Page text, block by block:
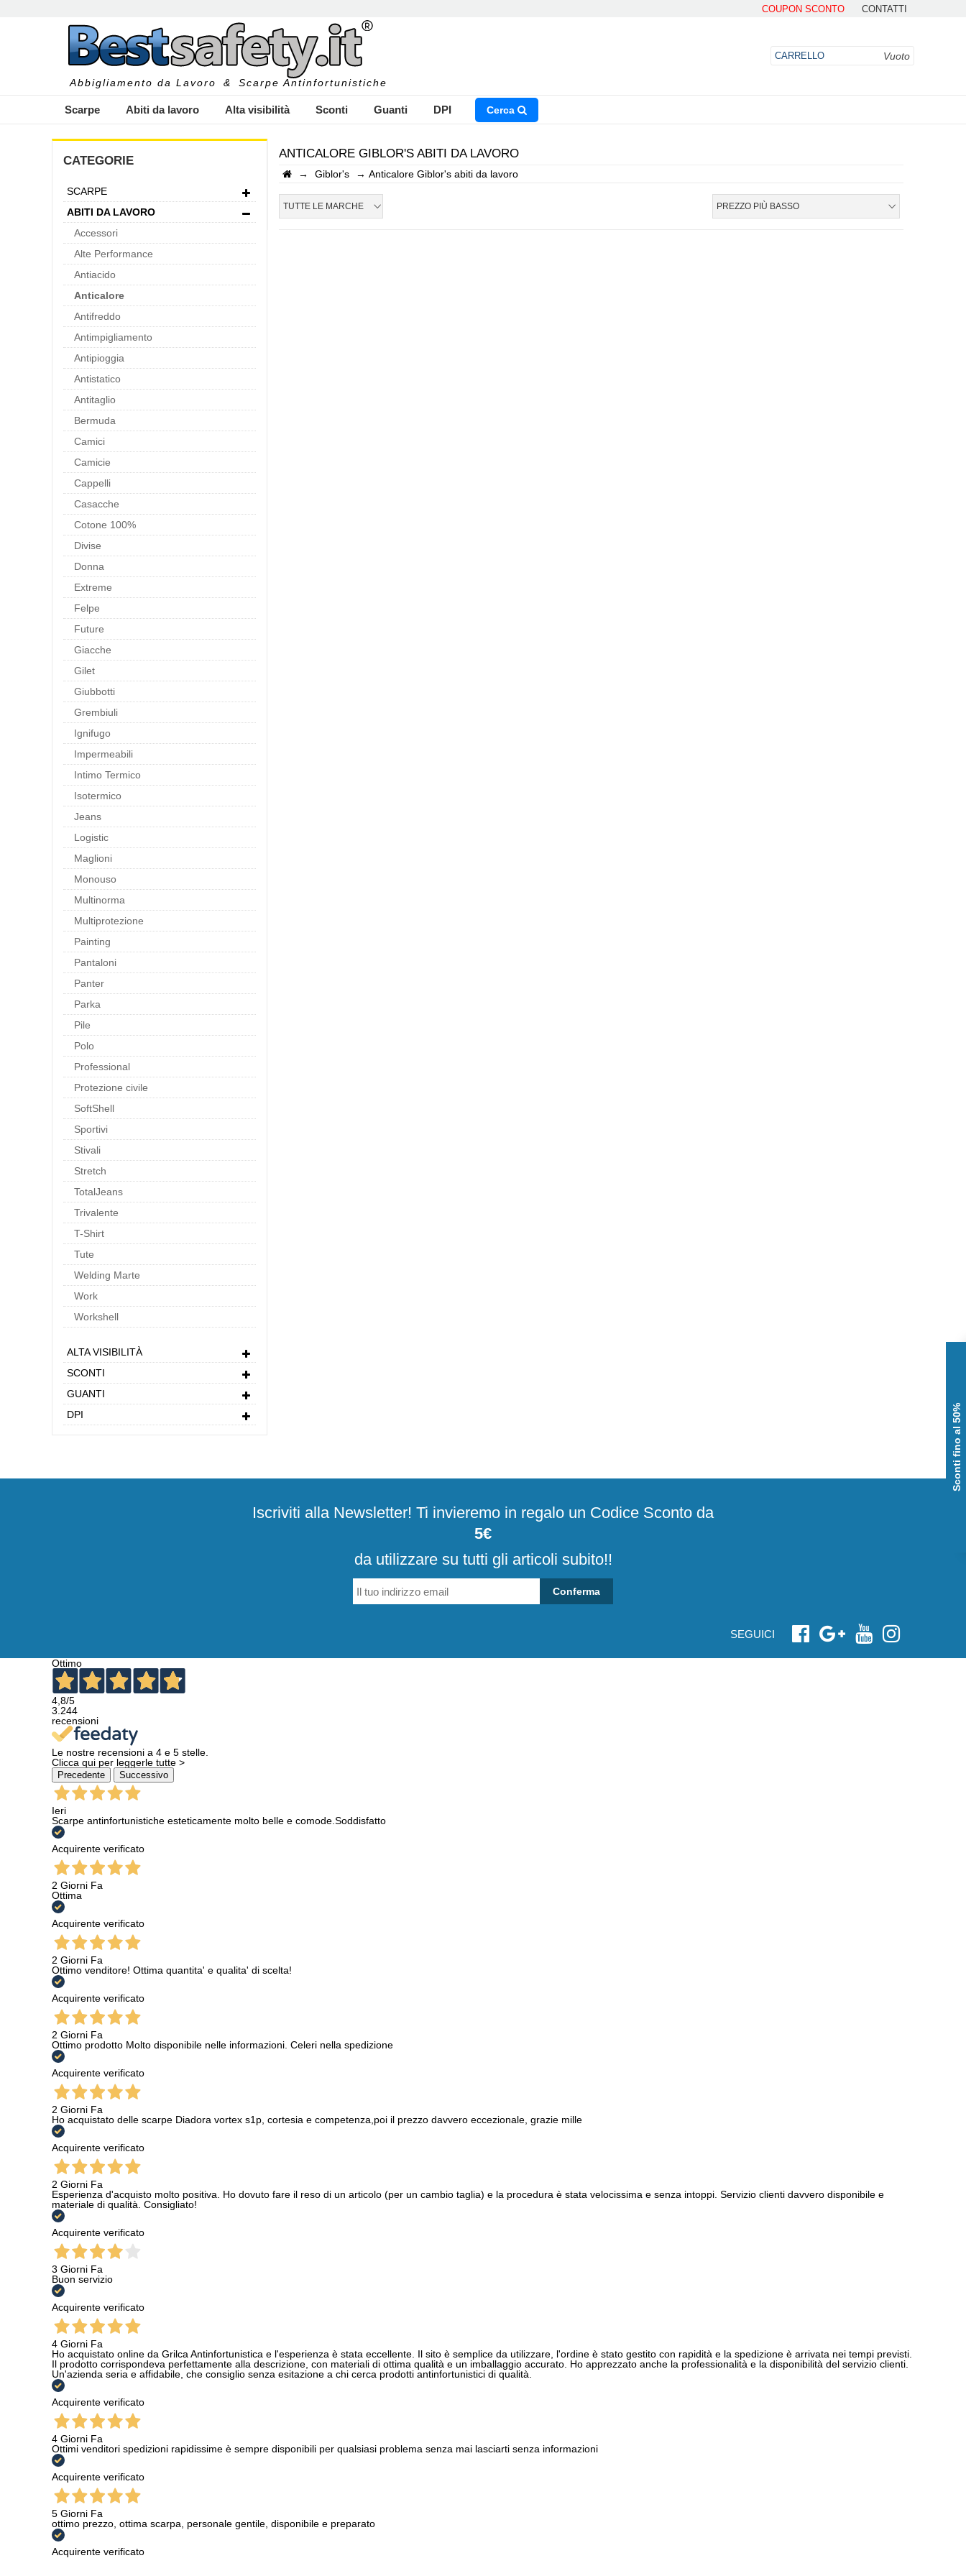
COUPON SCONTO CONTATTI
Abbigliamento da Lavoro & Scarpe Antinfortunistiche
CARRELLO Vuoto
Scarpe Abiti da lavoro Alta visibilità Sconti Guanti DPI Cerca
INSERISCI IL NOME DEL PRODOTTO CHE STAI CERCANDO
CATEGORIE
SCARPE
ABITI DA LAVORO
Accessori
Alte Performance
Antiacido
Anticalore
Antifreddo
Antimpigliamento
Antipioggia
Antistatico
Antitaglio
Bermuda
Camici
Camicie
Cappelli
Casacche
Cotone 100%
Divise
Donna
Extreme
Felpe
Future
Giacche
Gilet
Giubbotti
Grembiuli
Ignifugo
Impermeabili
Intimo Termico
Isotermico
Jeans
Logistic
Maglioni
Monouso
Multinorma
Multiprotezione
Painting
Pantaloni
Panter
Parka
Pile
Polo
Professional
Protezione civile
SoftShell
Sportivi
Stivali
Stretch
TotalJeans
Trivalente
T-Shirt
Tute
Welding Marte
Work
Workshell
ALTA VISIBILITÀ
SCONTI
GUANTI
DPI
ANTICALORE GIBLOR'S ABITI DA LAVORO
→ Giblor's → Anticalore Giblor's abiti da lavoro
TUTTE LE MARCHE PREZZO PIÙ BASSO
Iscriviti alla Newsletter! Ti invieremo in regalo un Codice Sconto da
5€
da utilizzare su tutti gli articoli subito!!
Conferma
SEGUICI
Ottimo
4,8/5
3.244
recensioni
Le nostre recensioni a 4 e 5 stelle.
Clicca qui per leggerle tutte >
Precedente Successivo
Ieri
Scarpe antinfortunistiche esteticamente molto belle e comode.Soddisfatto
Acquirente verificato
2 Giorni Fa
Ottima
Acquirente verificato
2 Giorni Fa
Ottimo venditore! Ottima quantita' e qualita' di scelta!
Acquirente verificato
2 Giorni Fa
Ottimo prodotto Molto disponibile nelle informazioni. Celeri nella spedizione
Acquirente verificato
2 Giorni Fa
Ho acquistato delle scarpe Diadora vortex s1p, cortesia e competenza,poi il prezzo davvero eccezionale, grazie mille
Acquirente verificato
2 Giorni Fa
Esperienza d'acquisto molto positiva. Ho dovuto fare il reso di un articolo (per un cambio taglia) e la procedura è stata velocissima e senza intoppi. Servizio clienti davvero disponibile e
materiale di qualità. Consigliato!
Acquirente verificato
3 Giorni Fa
Buon servizio
Acquirente verificato
4 Giorni Fa
Ho acquistato online da Grilca Antinfortunistica e l'esperienza è stata eccellente. Il sito è semplice da utilizzare, l'ordine è stato gestito con rapidità e la spedizione è arrivata nei tempi previsti.
Il prodotto corrispondeva perfettamente alla descrizione, con materiali di ottima qualità e un imballaggio accurato. Ho apprezzato anche la professionalità e la disponibilità del servizio clienti.
Un'azienda seria e affidabile, che consiglio senza esitazione a chi cerca prodotti antinfortunistici di qualità.
Acquirente verificato
4 Giorni Fa
Ottimi venditori spedizioni rapidissime è sempre disponibili per qualsiasi problema senza mai lasciarti senza informazioni
Acquirente verificato
5 Giorni Fa
ottimo prezzo, ottima scarpa, personale gentile, disponibile e preparato
Acquirente verificato
Sconti fino al 50%